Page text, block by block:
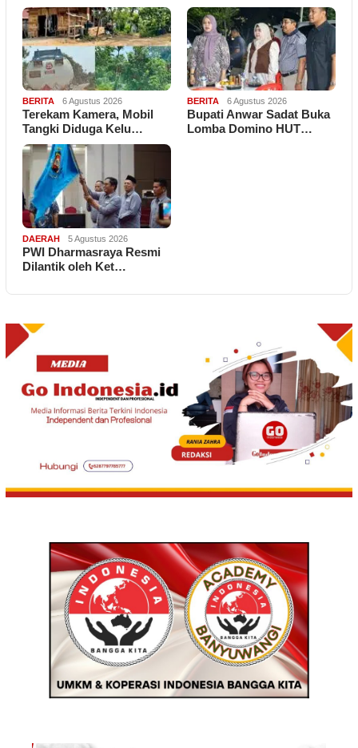
BERITA 6 Agustus 2026
Terekam Kamera, Mobil
Tangki Diduga Kelu…
BERITA 6 Agustus 2026
Bupati Anwar Sadat Buka
Lomba Domino HUT…
DAERAH 5 Agustus 2026
PWI Dharmasraya Resmi
Dilantik oleh Ket…